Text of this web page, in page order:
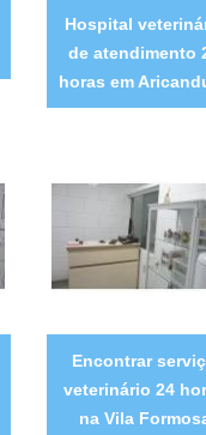
Hospital
de atendimento
horas em
Encontrar
veterinário 24
na Vila